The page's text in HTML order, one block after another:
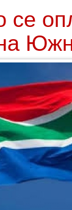
се